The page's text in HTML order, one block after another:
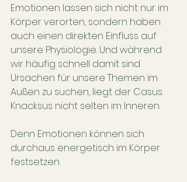
Emotionen lassen sich nicht nur im
Körper verorten, sondern haben
auch einen direkten Einfluss auf
unsere Physiologie. Und während
wir häufig schnell damit sind
Ursachen für unsere Themen im
Außen zu suchen, liegt der Casus
Knacksus nicht selten im Inneren.
Denn Emotionen können sich
durchaus energetisch im Körper
festsetzen.